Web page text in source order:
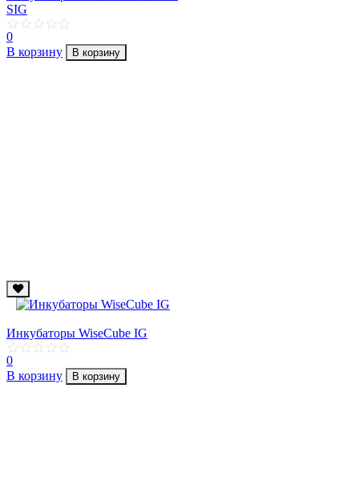
SIG
0
В корзину
В корзину
Инкубаторы WiseCube IG
0
В корзину
В корзину